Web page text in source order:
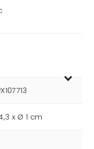
x Ø 1 cm